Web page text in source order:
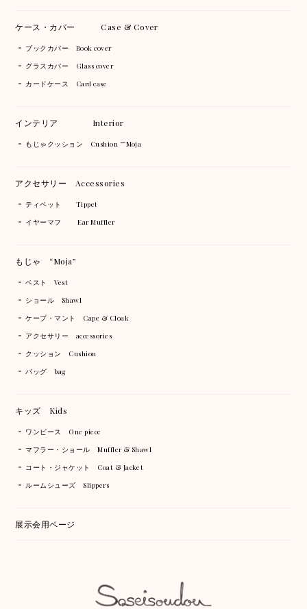
ケース・カバー Case & Cover
ブックカバー Book cover
グラスカバー Glass cover
カードケース Card case
インテリア Interior
もじゃクッション Cushion “”Moja
アクセサリー Accessories
ティペット Tippet
イヤーマフ Ear Muffler
もじゃ “Moja”
ベスト Vest
ショール Shawl
ケープ・マント Cape & Cloak
アクセサリー accessories
クッション Cushion
バッグ bag
キッズ Kids
ワンピース One piece
マフラー・ショール Muffler & Shawl
コート・ジャケット Coat & Jacket
ルームシューズ Slippers
展示会用ページ